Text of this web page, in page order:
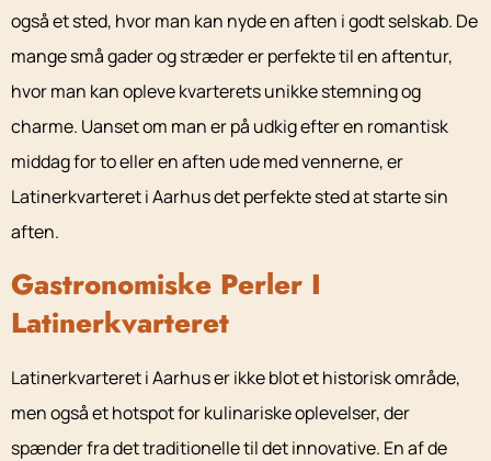
også et sted, hvor man kan nyde en aften i godt selskab. De
mange små gader og stræder er perfekte til en aftentur,
hvor man kan opleve kvarterets unikke stemning og
charme. Uanset om man er på udkig efter en romantisk
middag for to eller en aften ude med vennerne, er
Latinerkvarteret i Aarhus det perfekte sted at starte sin
aften.
Gastronomiske Perler I
Latinerkvarteret
Latinerkvarteret i Aarhus er ikke blot et historisk område,
men også et hotspot for kulinariske oplevelser, der
spænder fra det traditionelle til det innovative. En af de